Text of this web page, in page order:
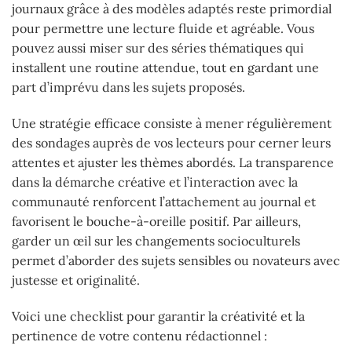
journaux grâce à des modèles adaptés reste primordial
pour permettre une lecture fluide et agréable. Vous
pouvez aussi miser sur des séries thématiques qui
installent une routine attendue, tout en gardant une
part d’imprévu dans les sujets proposés.
Une stratégie efficace consiste à mener régulièrement
des sondages auprès de vos lecteurs pour cerner leurs
attentes et ajuster les thèmes abordés. La transparence
dans la démarche créative et l’interaction avec la
communauté renforcent l’attachement au journal et
favorisent le bouche-à-oreille positif. Par ailleurs,
garder un œil sur les changements socioculturels
permet d’aborder des sujets sensibles ou novateurs avec
justesse et originalité.
Voici une checklist pour garantir la créativité et la
pertinence de votre contenu rédactionnel :